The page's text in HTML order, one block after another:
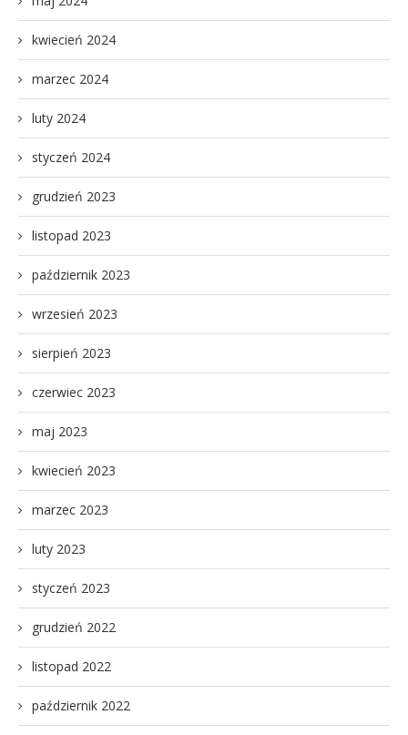
kwiecień 2024
marzec 2024
luty 2024
styczeń 2024
grudzień 2023
listopad 2023
październik 2023
wrzesień 2023
sierpień 2023
czerwiec 2023
maj 2023
kwiecień 2023
marzec 2023
luty 2023
styczeń 2023
grudzień 2022
listopad 2022
październik 2022